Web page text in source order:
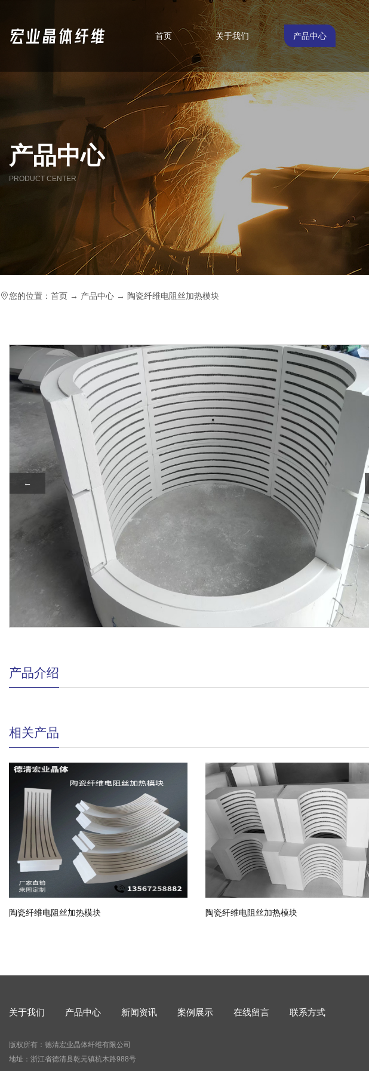
首页 关于我们 产品中心
产品中心
PRODUCT CENTER
您的位置： 首页 → 产品中心 → 陶瓷纤维电阻丝加热模块
←
产品介绍
相关产品
陶瓷纤维电阻丝加热模块 陶瓷纤维电阻丝加热模块
关于我们 产品中心 新闻资讯 案例展示 在线留言 联系方式
版权所有：德清宏业晶体纤维有限公司
地址：浙江省德清县乾元镇杭木路988号